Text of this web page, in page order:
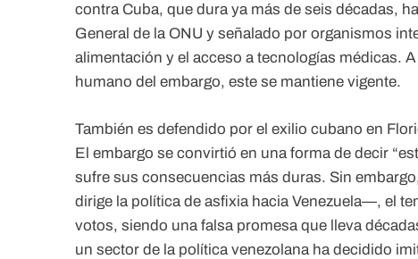
contra Cuba, que dura ya más de seis décadas,
General de la ONU y señalado por organismos
alimentación y el acceso a tecnologías médicas.
humano del embargo, este se mantiene vigente.
También es defendido por el exilio cubano en
El embargo se convirtió en una forma de decir
sufre sus consecuencias más duras. Sin
dirige la política de asfixia hacia Venezuela—, el
votos, siendo una falsa promesa que lleva
un sector de la política venezolana ha decidido